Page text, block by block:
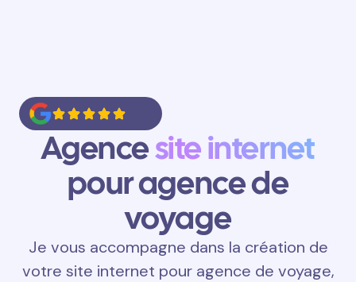
Agencesite internet
pour agence de
voyage
Je vous accompagne dans la création de
votre site internet pour agence de voyage,